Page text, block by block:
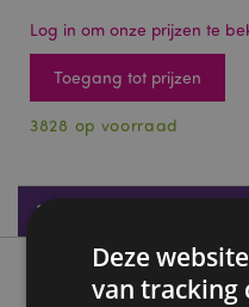
Log in om onze prijzen te
Toegang tot prijzen
3828 op voorraad
Productspecificaties
Product beschrijving
Deze
van tracking